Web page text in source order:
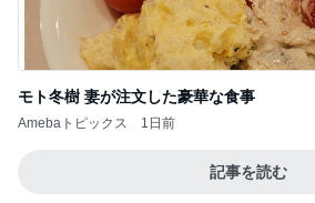
モト冬樹 妻が注文した豪華な食事
Amebaトピックス 1日前
記事を読む